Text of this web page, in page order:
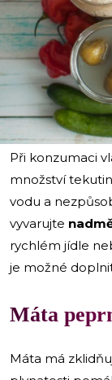
Při konzumaci
množství
vodu a
vyvarujte
rychlém jídle
je možné
Máta
Máta má